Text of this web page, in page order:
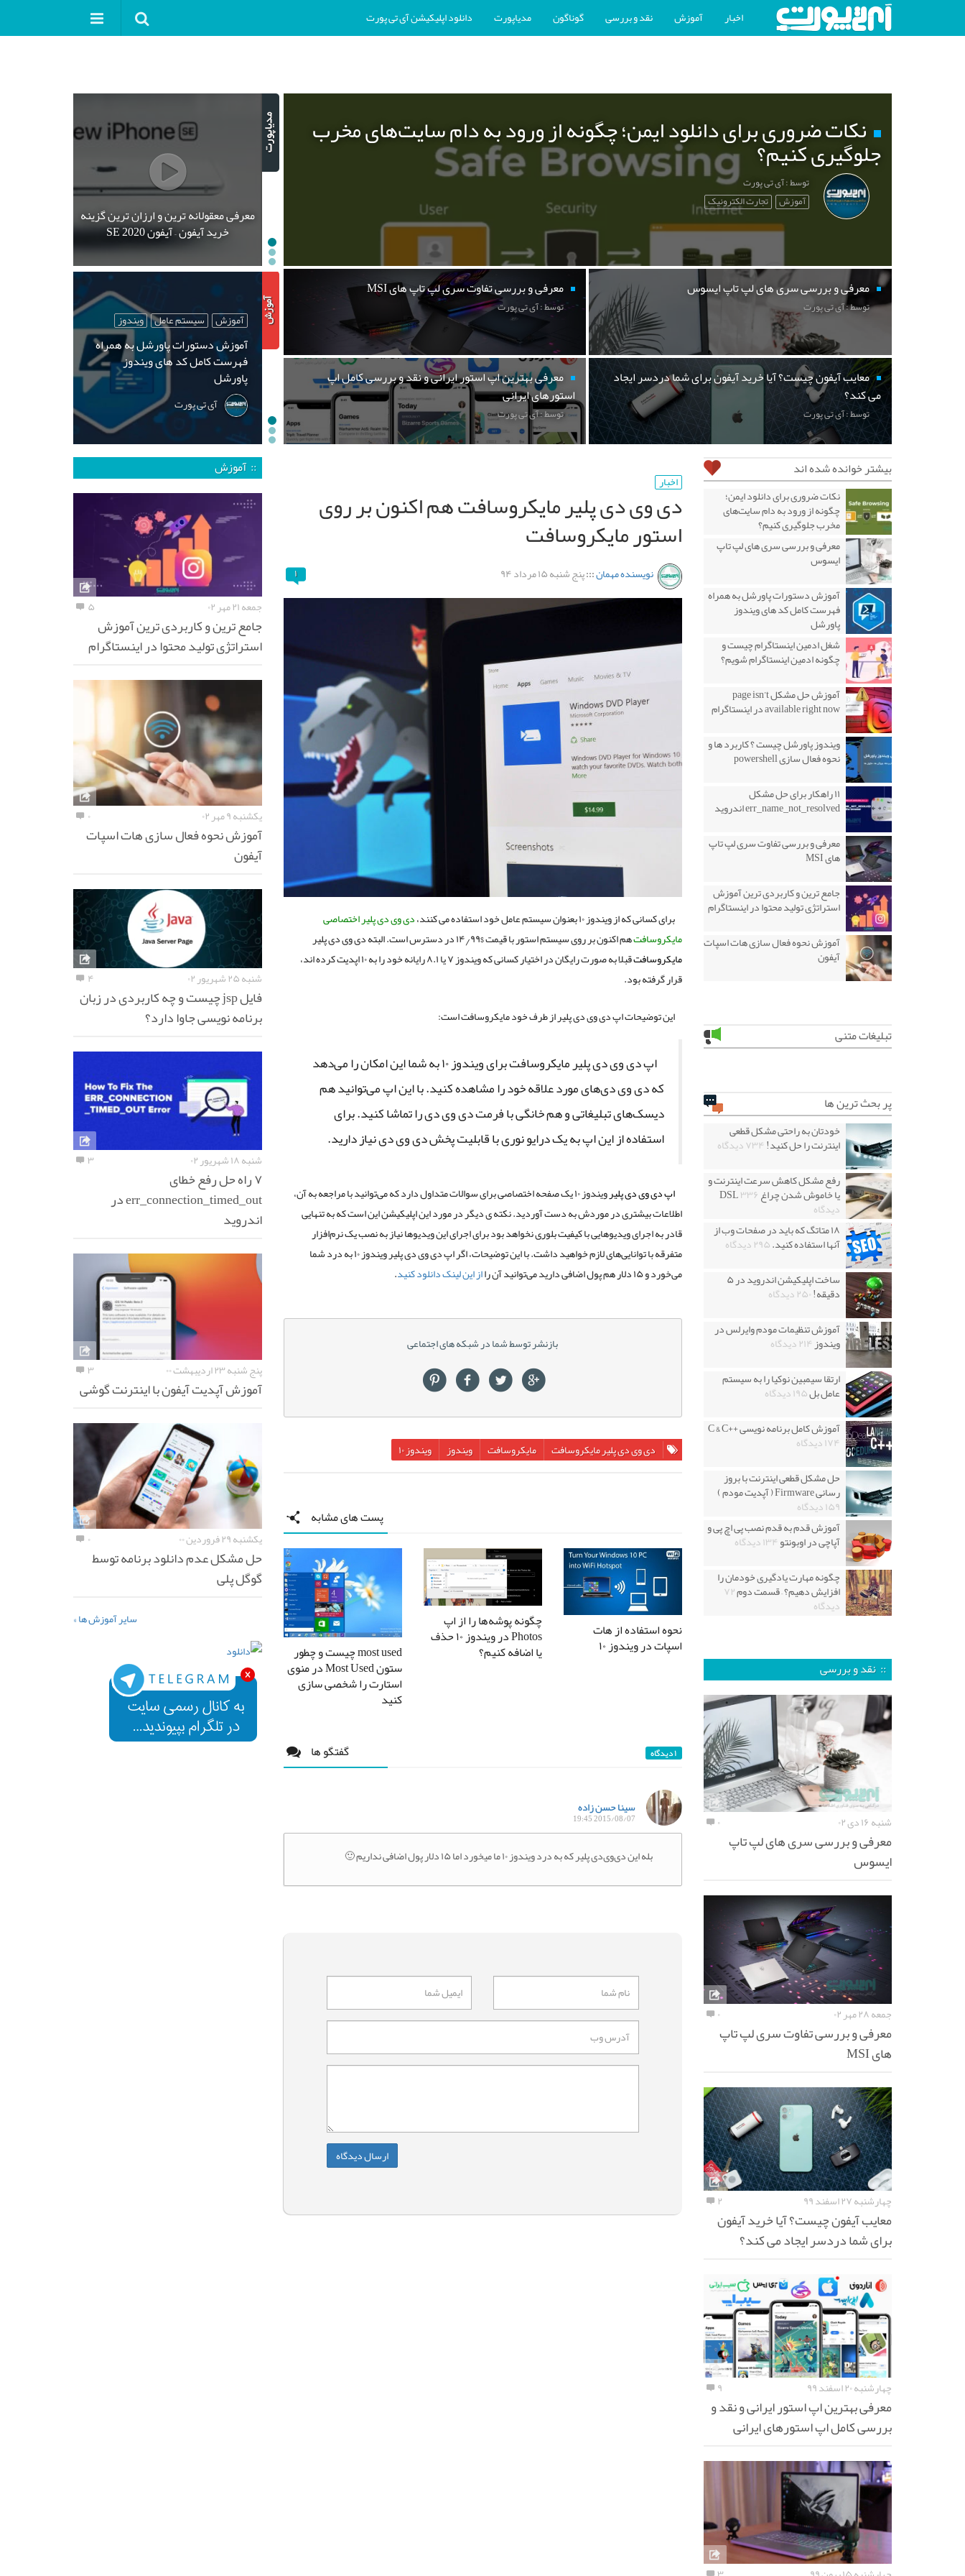
اخبار آموزش نقد و بررسی گوناگون مدیاپورت دانلود اپلیکیشن آی تی پورت
نکات ضروری برای دانلود ایمن؛ چگونه از ورود به دام سایت‌های مخرب
جلوگیری کنیم؟
توسط : آی تی پورت
آموزش تجارت الکترونیک
معرفی و بررسی سری های لپ تاپ ایسوس
توسط : آی تی پورت
معرفی و بررسی تفاوت سری لپ تاپ های MSI
توسط : آی تی پورت
معایب آیفون چیست؟ آیا خرید آیفون برای شما دردسر ایجاد
می کند؟
توسط : آی تی پورت
معرفی بهترین اپ استور ایرانی و نقد و بررسی کامل اپ
استورهای ایرانی
توسط : آی تی پورت
معرفی معقولانه ترین و ارزان ترین گزینه
خرید آیفون – آیفون SE 2020
آموزش سیستم عامل ویندوز
آموزش دستورات پاورشل به همراه
فهرست کامل کد های ویندوز
پاورشل
آی تی پورت
اخبار
دی وی دی پلیر مایکروسافت هم اکنون بر روی
استور مایکروسافت
نویسنده مهمان:::پنج شنبه ۱۵ مرداد ۹۴ ۱
برای کسانی که از ویندوز ۱۰ بعنوان سیستم عامل خود استفاده می کنند،
دی وی دی پلیر اختصاصی
مایکروسافتهم اکنون بر روی سیستم استور با قیمت $۱۴٫۹۹ در دسترس است. البته دی وی دی پلیر
مایکروسافت
قبلا به صورت رایگان در اختیار کسانی که ویندوز ۷ یا ۸.۱ رایانه خود را به ۱۰ اپدیت کرده اند،
قرار گرفته بود.
این توضیحات اپ دی وی دی پلیر از طرف خود مایکروسافت است:
اپ دی وی دی پلیر مایکروسافت برای ویندوز ۱۰ به شما این امکان را می‌دهد
که دی وی دی‌های مورد علاقه خود را مشاهده کنید. با این اپ می‌توانید هم
دیسک‌های تبلیغاتی و هم خانگی با فرمت دی وی دی را تماشا کنید. برای
استفاده از این اپ به یک درایو نوری با قابلیت پخش دی وی دی نیاز دارید.
اپ دی وی دی پلیر
ویندوز ۱۰ یک صفحه اختصاصی برای سوالات متداول دارد که می‌توانید با مراجعه به آن،
اطلاعات بیشتری در موردش به دست آوردید. نکته ی دیگر در مورد این اپلیکیشن این است که به تنهایی
قادر به اجرای ویدیو‌‌هایی با کیفیت بلوری نخواهد بود برای اجرای این ویدیوها نیاز به نصب یک نرم‌افزار
متفرقه با توانایی‌های لازم خواهید داشت. با این توضیحات، اگر اپ دی وی دی پلیر ویندوز ۱۰ به درد شما
می‌خورد و ۱۵ دلار هم پول اضافی دارید می‌توانید آن را
از این لینک دانلود کنید.
بازنشر توسط شما در شبکه های اجتماعی
دی وی دی پلیر مایکروسافت مایکروسافت ویندوز ویندوز ۱۰
پست های مشابه
نحوه استفاده از هات
اسپات در ویندوز ۱۰
چگونه پوشه‌ها را از اپ
Photos در ویندوز ۱۰ حذف
یا اضافه کنیم؟ most used چیست و چطور
ستون Most Used در منوی
استارت را شخصی سازی
کنید
گفتگو ها ۱ دیدگاه
سینا حسن زاده
2015/08/07 19:45
بله این دی‌وی‌دی پلیر که به درد ویندوز ۱۰ ما میخورد اما ۱۵ دلار پول اضافی نداریم 🙂
بیشتر خوانده شده اند
نکات ضروری برای دانلود ایمن؛
چگونه از ورود به دام سایت‌های
مخرب جلوگیری کنیم؟
معرفی و بررسی سری های لپ تاپ
ایسوس
آموزش دستورات پاورشل به همراه
فهرست کامل کد های ویندوز
پاورشل
شغل ادمین اینستاگرام چیست و
چگونه ادمین اینستاگرام شویم؟
آموزش حل مشکل page isn’t
available right now در اینستاگرام
ویندوز پاورشل چیست ؟ کاربرد ها و
نحوه فعال سازی powershell
۱۱ راهکار برای حل مشکل
err_name_not_resolved اندروید
معرفی و بررسی تفاوت سری لپ تاپ
های MSI
جامع ترین و کاربردی ترین آموزش
استراتژی تولید محتوا در اینستاگرام
آموزش نحوه فعال سازی هات اسپات
آیفون
تبلیغات متنی
پر بحث ترین ها
خودتان به راحتی مشکل قطعی
اینترنت را حل کنید!۷۳۴ دیدگاه
رفع مشکل کاهش سرعت اینترنت و
یا خاموش شدن چراغ DSL۳۳۶
دیدگاه
۱۸ متاتگ که باید در صفحات وب از
آنها استفاده کنید.۲۹۵ دیدگاه
ساخت اپلیکیشن اندروید در ۵
دقیقه!۲۵۰ دیدگاه
آموزش تنظیمات مودم وایرلس در
ویندوز۲۱۴ دیدگاه
ارتقا سیمبین نوکیا را به سیستم
عامل بل۱۹۵ دیدگاه
آموزش کامل برنامه نویسی ++C & C
۱۷۴ دیدگاه
حل مشکل قطعی اینترنت با بروز
رسانی Firmware ( آپدیت مودم )
۱۵۹ دیدگاه
آموزش قدم به قدم نصب پی اچ پی و
آپاچی در اوبونتو۱۳۴ دیدگاه
چگونه مهارت یادگیری خودمان را
افزایش دهیم؟ – قسمت دوم۷۲
دیدگاه
:: نقد و بررسی
شنبه ۱۶ دی ۰۲ ۰
معرفی و بررسی سری های لپ تاپ
ایسوس
جمعه ۲۸ مهر ۰۲ ۰
معرفی و بررسی تفاوت سری لپ تاپ
های MSI
چهارشنبه ۲۷ اسفند ۹۹ ۲
معایب آیفون چیست؟ آیا خرید آیفون
برای شما دردسر ایجاد می کند؟
چهارشنبه ۲۰ اسفند ۹۹ ۹
معرفی بهترین اپ استور ایرانی و نقد و
بررسی کامل اپ استورهای ایرانی
:: آموزش
جمعه ۲۱ مهر ۰۲ ۵
جامع ترین و کاربردی ترین آموزش
استراتژی تولید محتوا در اینستاگرام
یکشنبه ۹ مهر ۰۲ ۰
آموزش نحوه فعال سازی هات اسپات
آیفون
شنبه ۲۵ شهریور ۰۲ ۴
فایل jsp چیست و چه کاربردی در زبان
برنامه نویسی جاوا دارد؟
شنبه ۱۸ شهریور ۰۲ ۳
۷ راه حل رفع خطای
err_connection_timed_out در
اندروید
پنج شنبه ۲۳ اردیبهشت ۰۰ ۳
آموزش آپدیت آیفون با اینترنت گوشی
یکشنبه ۲۹ فروردین ۰۰ ۰
حل مشکل عدم دانلود برنامه توسط
گوگل پلی
سایر آموزش ها »